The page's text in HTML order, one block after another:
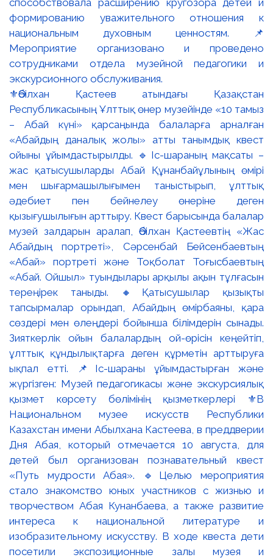
⚜️Әбілхан Қастеев атындағы Қазақстан
Республикасының Ұлттық өнер музейінде «10 тамыз
– Абай күні» қарсаңында балаларға арналған
«Абайдың даналық жолы» атты танымдық квест
ойыны ұйымдастырылды. 🔹Іс-шараның мақсаты –
жас қатысушыларды Абай Құнанбайұлының өмірі
мен шығармашылығымен таныстырып, ұлттық
әдебиет пен бейнелеу өнеріне деген
қызығушылығын арттыру. Квест барысында балалар
музей залдарын аралап, Әбілхан Қастеевтің «Жас
Абайдың портреті», Сәрсенбай Бейсенбаевтың
«Абай» портреті және Тоқболат Тоғысбаевтың
«Абай. Ойшыл» туындылары арқылы ақын тұлғасын
тереңірек таныды. 🔸Қатысушылар қызықты
тапсырмалар орындап, Абайдың өмірбаяны, қара
сөздері мен өлеңдері бойынша білімдерін сынады.
Зияткерлік ойын балалардың ой-өрісін кеңейтіп,
ұлттық құндылықтарға деген құрметін арттыруға
ықпал етті. 📌Іс-шараны ұйымдастырған және
жүргізген: Музей педагогикасы және экскурсиялық
қызмет көрсету бөлімінің қызметкерлері ⚜️В
Национальном музее искусств Республики
Казахстан имени Абылхана Кастеева, в преддверии
Дня Абая, который отмечается 10 августа, для
детей был организован познавательный квест
«Путь мудрости Абая». 🔹Целью мероприятия
стало знакомство юных участников с жизнью и
творчеством Абая Кунанбаева, а также развитие
интереса к национальной литературе и
изобразительному искусству. В ходе квеста дети
посетили экспозиционные залы музея и